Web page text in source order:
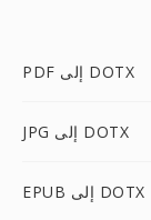
PDF إلى DOTX
JPG إلى DOTX
EPUB إلى DOTX